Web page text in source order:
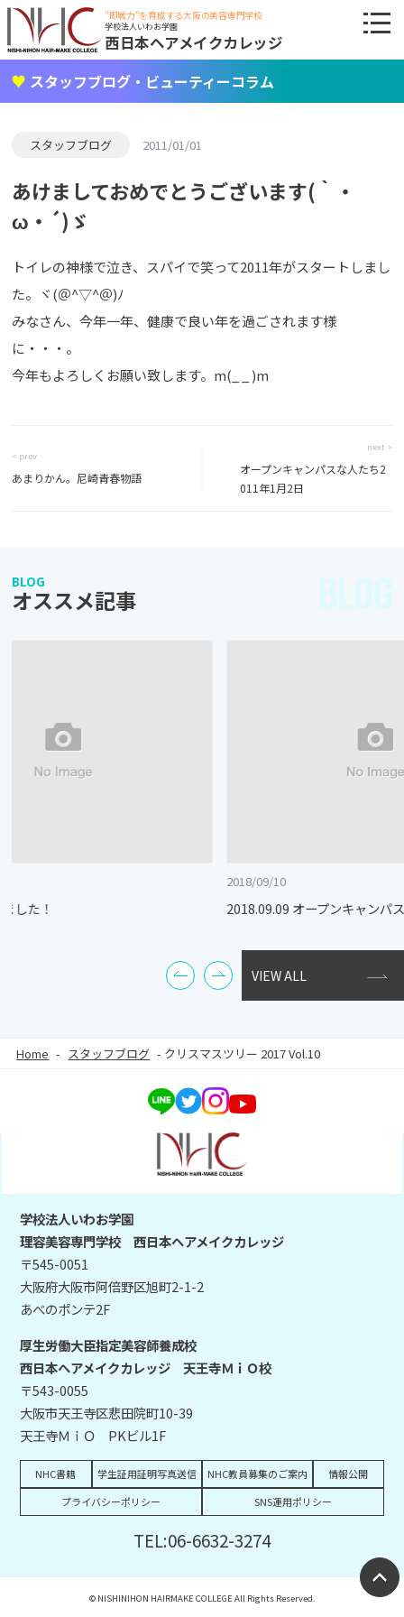
"即戦力"を育成する大阪の美容専門学校
学校法人いわお学園
西日本ヘアメイクカレッジ
スタッフブログ・ビューティーコラム
スタッフブログ 2011/01/01
あけましておめでとうございます(｀・
ω・´)ゞ
トイレの神様で泣き、スパイで笑って2011年がスタートしまし
た。ヾ(＠^▽^＠)ﾉ
みなさん、今年一年、健康で良い年を過ごされます様
に・・・。
今年もよろしくお願い致します。m(_ _ )m
< prev
あまりかん。尼崎青春物語
next >
オープンキャンパスな人たち2
011年1月2日
BLOG
オススメ記事
2018.09.09 オープンキャンパス♬ o(〃＾▽＾
VIEW ALL
Home - スタッフブログ - クリスマスツリー 2017 Vol.10
学校法人いわお学園
理容美容専門学校 西日本ヘアメイクカレッジ
〒545-0051
大阪府大阪市阿倍野区旭町2-1-2
あべのポンテ2F
厚生労働大臣指定美容師養成校
西日本ヘアメイクカレッジ 天王寺ＭｉＯ校
〒543-0055
大阪市天王寺区悲田院町10-39
天王寺ＭｉＯ PKビル1F
NHC書籍 学生証用証明写真送信 NHC教員募集のご案内
情報公開
プライバシーポリシー
SNS運用ポリシー
TEL:06-6632-3274
© NISHINIHON HAIRMAKE COLLEGE All Rights Reserved.